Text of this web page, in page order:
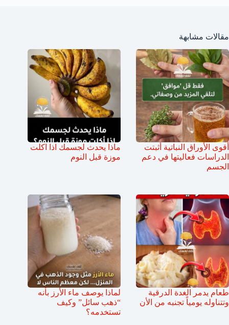
مقالات مشابهة
أقوى الأوراق النباتية أثبتت
الدراسات فعاليتها في دعم
الجسم
ماذا يحدث لجسمك اذا اكلت
موزة قبل النوم
طعام يدمر الغدة الدرقية
وتتناوله يومياً تجنبه من الأن
لماذا يوصف ماء الأرز بأنه
“ذهب سائل” وكيف
تستخدمه؟